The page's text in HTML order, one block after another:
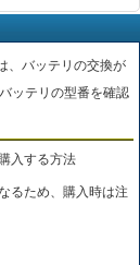
、バッテリの交換が
ッテリの型番を確認
入する方法
るため、購入時は注